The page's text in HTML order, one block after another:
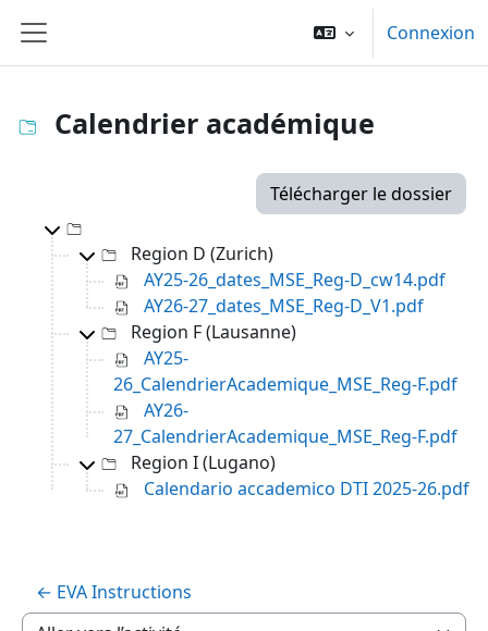
Panneau latéral
Connexion
Calendrier académique
Télécharger le dossier
Region D (Zurich)
AY25-26_dates_MSE_Reg-D_cw14.pdf
AY26-27_dates_MSE_Reg-D_V1.pdf
Region F (Lausanne)
AY25-
26_CalendrierAcademique_MSE_Reg-F.pdf
AY26-
27_CalendrierAcademique_MSE_Reg-F.pdf
Region I (Lugano)
Calendario accademico DTI 2025-26.pdf
← EVA Instructions